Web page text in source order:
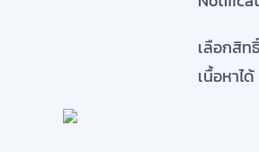
เลือกสิท
เนื้อหาได้